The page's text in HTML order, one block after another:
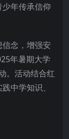
年传承信仰
念，增强安
年暑期大学
。活动结合红
中学知识、